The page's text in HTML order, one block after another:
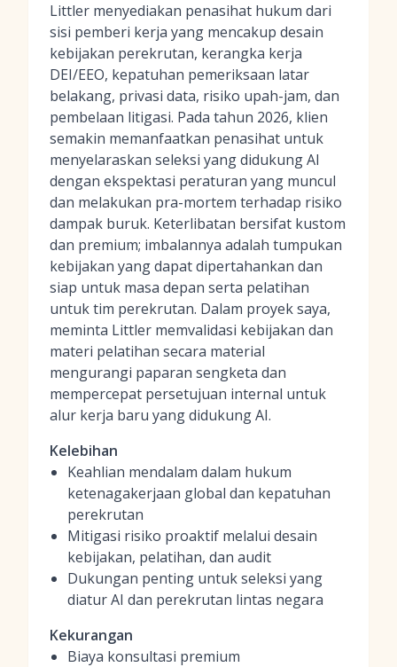
Littler menyediakan penasihat hukum dari
sisi pemberi kerja yang mencakup desain
kebijakan perekrutan, kerangka kerja
DEI/EEO, kepatuhan pemeriksaan latar
belakang, privasi data, risiko upah-jam, dan
pembelaan litigasi. Pada tahun 2026, klien
semakin memanfaatkan penasihat untuk
menyelaraskan seleksi yang didukung AI
dengan ekspektasi peraturan yang muncul
dan melakukan pra-mortem terhadap risiko
dampak buruk. Keterlibatan bersifat kustom
dan premium; imbalannya adalah tumpukan
kebijakan yang dapat dipertahankan dan
siap untuk masa depan serta pelatihan
untuk tim perekrutan. Dalam proyek saya,
meminta Littler memvalidasi kebijakan dan
materi pelatihan secara material
mengurangi paparan sengketa dan
mempercepat persetujuan internal untuk
alur kerja baru yang didukung AI.
Kelebihan
Keahlian mendalam dalam hukum
ketenagakerjaan global dan kepatuhan
perekrutan
Mitigasi risiko proaktif melalui desain
kebijakan, pelatihan, dan audit
Dukungan penting untuk seleksi yang
diatur AI dan perekrutan lintas negara
Kekurangan
Biaya konsultasi premium